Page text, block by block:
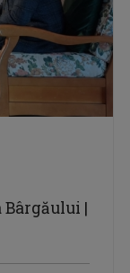
Bârgăului |